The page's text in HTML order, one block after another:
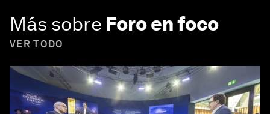
Más sobre Foro en foco
VER TODO